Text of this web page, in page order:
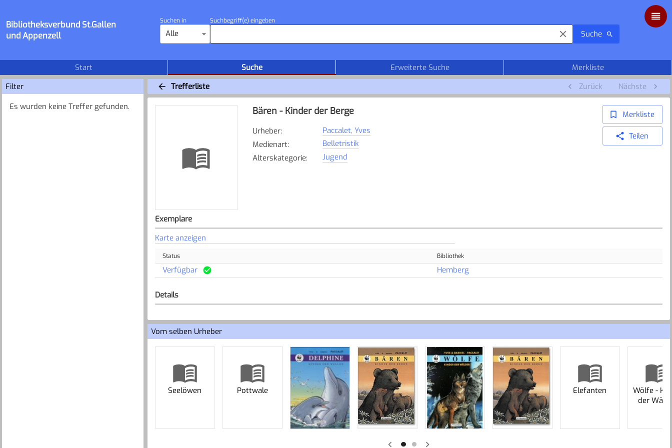
Bibliotheksverbund St.Gallen
und Appenzell
Suchen in
Alle
Suchbegriff(e) eingeben
Suche
Start Suche Erweiterte Suche
Merkliste
Filter
Es wurden keine Treffer gefunden.
Trefferliste Zurück Nächste
Bären - Kinder der Berge
Urheber:
Paccalet, Yves
Medienart:
Belletristik
Alterskategorie: Jugend
Merkliste
Teilen
Exemplare
Karte anzeigen
Status Bibliothek
Verfügbar Hemberg
Details
Vom selben Urheber
Seelöwen Pottwale Elefanten
Wölfe -
der